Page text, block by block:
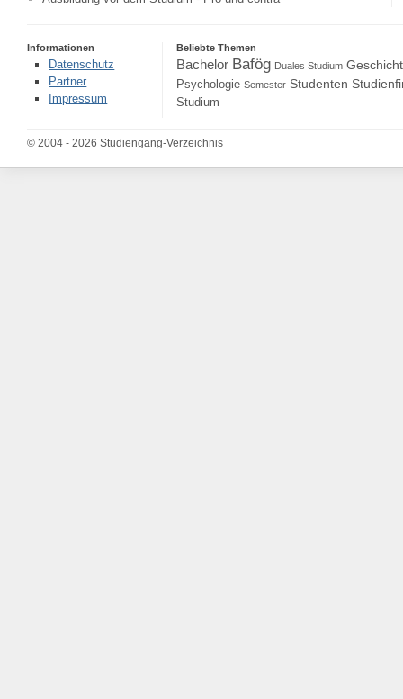
Informationen
Datenschutz
Partner
Impressum
Beliebte Themen
Bachelor Bafög Duales Studium
Psychologie Semester Studenten
Studium
© 2004 - 2026 Studiengang-Verzeichnis